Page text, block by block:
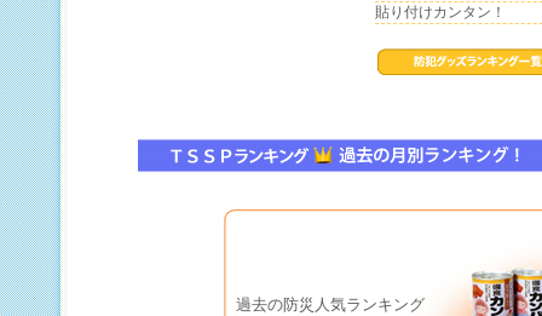
貼り付けカンタン！
過去の防災人気ランキング